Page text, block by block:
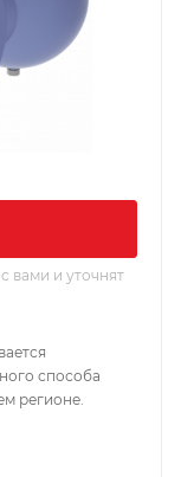
вами и уточнят
способа
регионе.